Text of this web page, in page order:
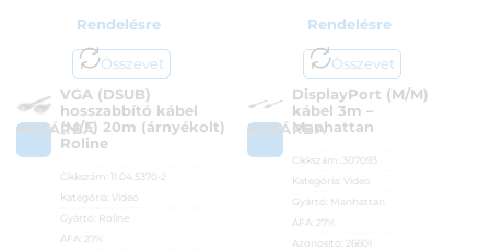
Rendelésre
Összevet
KOSÁRBA
VGA (DSUB)
hosszabbító kábel
(M/F) 20m (árnyékolt)
Roline
Cikkszám: 11.04.5370-2
Kategória:Video
Gyártó: Roline
ÁFA:
27%
Rendelésre
Összevet
KOSÁRBA
DisplayPort (M/M)
kábel 3m –
Manhattan
Cikkszám:
307093
Kategória: Video
Gyártó: Manhattan
ÁFA:
27%
Azonosító:
26601